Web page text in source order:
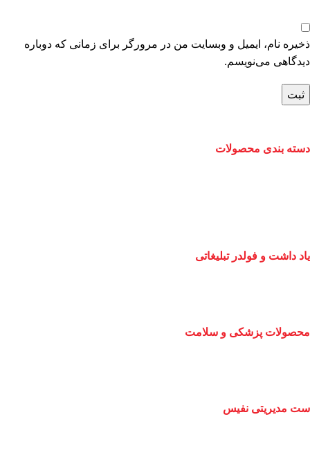
ذخیره نام، ایمیل و وبسایت من در مرورگر برای زمانی که دوباره
دیدگاهی می‌نویسم.
دسته بندی محصولات
یاد داشت و فولدر تبلیغاتی
محصولات پزشکی و سلامت
ست مدیریتی نفیس